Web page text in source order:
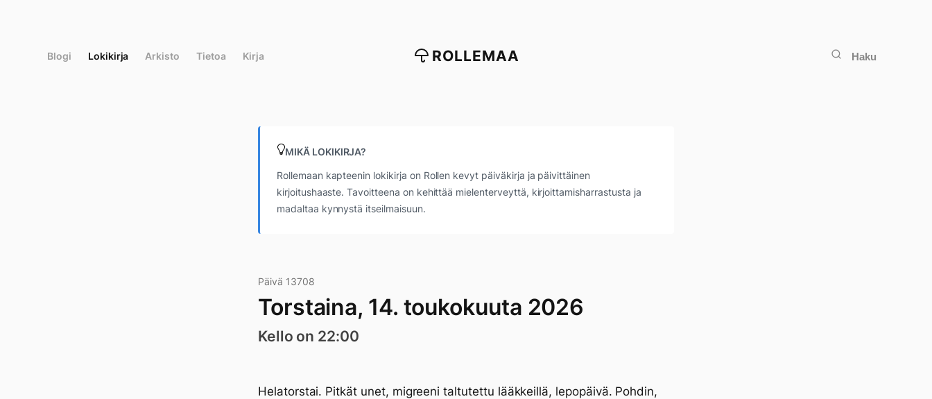
Blogi Lokikirja Arkisto Tietoa Kirja ROLLEMAA Haku
MIKÄ LOKIKIRJA?
Rollemaan kapteenin lokikirja on Rollen kevyt päiväkirja ja päivittäinen
kirjoitushaaste. Tavoitteena on kehittää mielenterveyttä, kirjoittamisharrastusta ja
madaltaa kynnystä itseilmaisuun.
Päivä 13708
Torstaina, 14. toukokuuta 2026
Kello on 22:00
Helatorstai. Pitkät unet, migreeni taltutettu lääkkeillä, lepopäivä. Pohdin,